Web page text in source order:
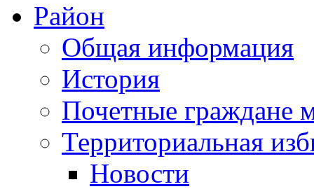
Район
Общая информация
История
Почетные граждане
Территориальная
Новости